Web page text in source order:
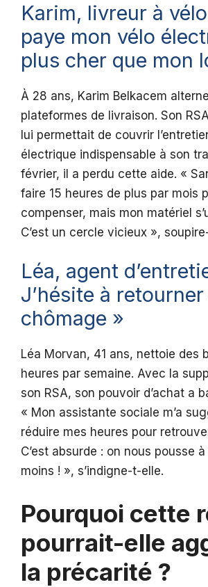
Karim, livreur à
paye mon vélo
plus cher que mon
À 28 ans, Karim Belkacem
plateformes de livraison. Son
lui permettait de couvrir
électrique indispensable à son
février, il a perdu cette aide. «
faire 15 heures de plus par mois
compenser, mais mon matériel
C’est un cercle vicieux »,
Léa, agent
J’hésite à retourner
chômage »
Léa Morvan, 41 ans, nettoie des
heures par semaine. Avec la
son RSA, son pouvoir d’achat a
« Mon assistante sociale m’a
réduire mes heures pour
C’est absurde : on nous pousse
moins ! », s’indigne-t-elle.
Pourquoi cette
pourrait-elle
la précarité ?